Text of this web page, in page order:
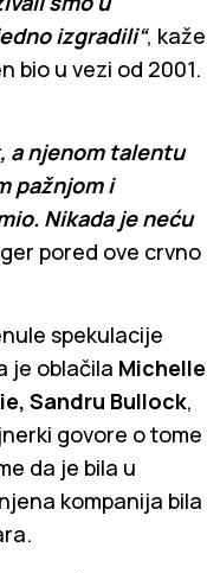
izgradili“, kaže
bio u vezi od 2001.
a njenom talentu
pažnjom i
Nikada je neću
pored ove crvno
spekulacije
je oblačila Michelle
Sandru Bullock,
govore o tome
da je bila u
kompanija bila